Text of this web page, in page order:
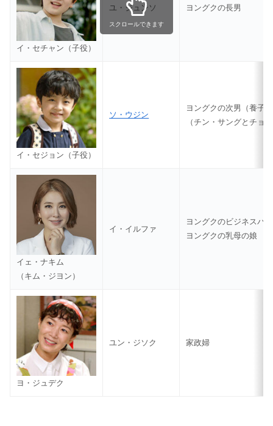
イ・セチャン（子役）
ユ・ジュンソ ヨングクの長男
イ・セジョン（子役）
ソ・ウジン
ヨングクの次男（養子）
（チン・サングとチョ
イェ・ナキム
（キム・ジヨン）
イ・イルファ
ヨングクのビジネスパ
ヨングクの乳母の娘
ヨ・ジュデク
ユン・ジソク 家政婦
スクロールできます